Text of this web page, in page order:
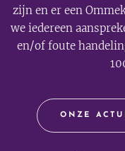
zijn en er een
we iedereen
en/of foute
ONZE